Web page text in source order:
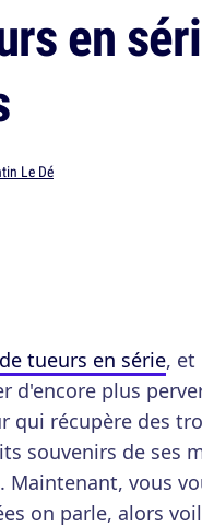
en
Le Dé
tueurs en série, et
d'encore plus
qui récupère des
souvenirs de ses
vous
on parle, alors